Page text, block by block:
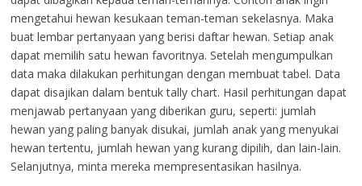
mengetahui hewan kesukaan teman-teman sekelasnya. Maka
buat lembar pertanyaan yang berisi daftar hewan. Setiap anak
dapat memilih satu hewan favoritnya. Setelah mengumpulkan
data maka dilakukan perhitungan dengan membuat tabel. Data
dapat disajikan dalam bentuk tally chart. Hasil perhitungan dapat
menjawab pertanyaan yang diberikan guru, seperti: jumlah
hewan yang paling banyak disukai, jumlah anak yang menyukai
hewan tertentu, jumlah hewan yang kurang dipilih, dan lain-lain.
Selanjutnya, minta mereka mempresentasikan hasilnya.